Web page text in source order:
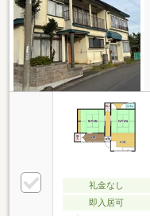
礼金なし
即入居可